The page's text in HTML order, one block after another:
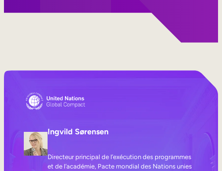
Ingvild Sørensen
Directeur principal de l’exécution des programmes
et de l’académie, Pacte mondial des Nations unies